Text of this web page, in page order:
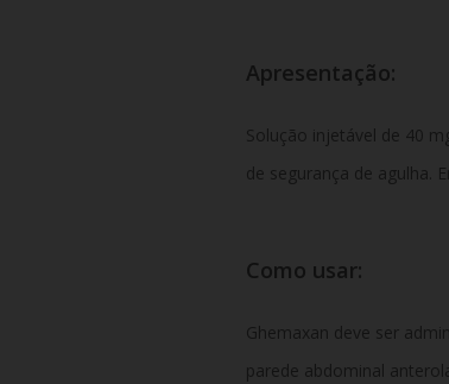
Apresentação:
Solução injetável de 40
de segurança de agulha.
Como usar:
Ghemaxan deve ser
parede abdominal